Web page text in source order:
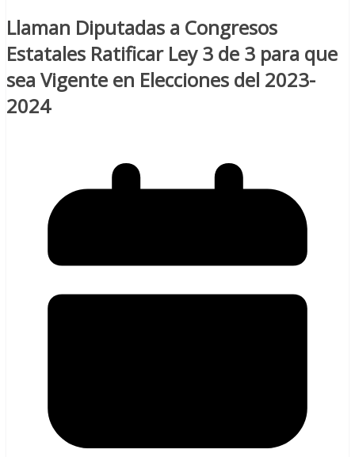
Llaman Diputadas a Congresos
Estatales Ratificar Ley 3 de 3 para que
sea Vigente en Elecciones del 2023-
2024